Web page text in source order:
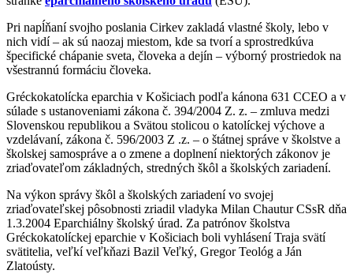
Pri napĺňaní svojho poslania Cirkev zakladá vlastné školy, lebo v
nich vidí – ak sú naozaj miestom, kde sa tvorí a sprostredkúva
špecifické chápanie sveta, človeka a dejín – výborný prostriedok na
všestrannú formáciu človeka.
Gréckokatolícka eparchia v Košiciach podľa kánona 631 CCEO a v
súlade s ustanoveniami zákona č. 394/2004 Z. z. – zmluva medzi
Slovenskou republikou a Svätou stolicou o katolíckej výchove a
vzdelávaní, zákona č. 596/2003 Z .z. – o štátnej správe v školstve a
školskej samospráve a o zmene a doplnení niektorých zákonov je
zriaďovateľom základných, stredných škôl a školských zariadení.
Na výkon správy škôl a školských zariadení vo svojej
zriaďovateľskej pôsobnosti zriadil vladyka Milan Chautur CSsR dňa
1.3.2004 Eparchiálny školský úrad. Za patrónov školstva
Gréckokatolíckej eparchie v Košiciach boli vyhlásení Traja svätí
svätitelia, veľkí veľkňazi Bazil Veľký, Gregor Teológ a Ján
Zlatoústy.